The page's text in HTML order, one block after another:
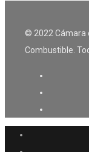
© 2022 Cámara
Combustible.